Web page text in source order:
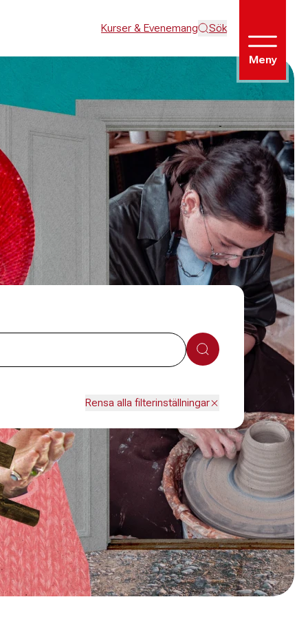
Kurser & Evenemang Sök
Meny
Sök
Rensa alla filterinställningar